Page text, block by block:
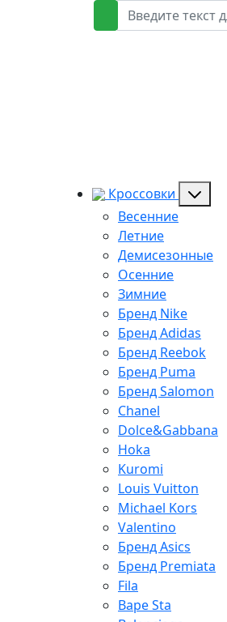
Кроссовки
Весенние
Летние
Демисезонные
Осенние
Зимние
Бренд Nike
Бренд Adidas
Бренд Reebok
Бренд Puma
Бренд Salomon
Chanel
Dolce&Gabbana
Hoka
Kuromi
Louis Vuitton
Michael Kors
Valentino
Бренд Asics
Бренд Premiata
Fila
Bape Sta